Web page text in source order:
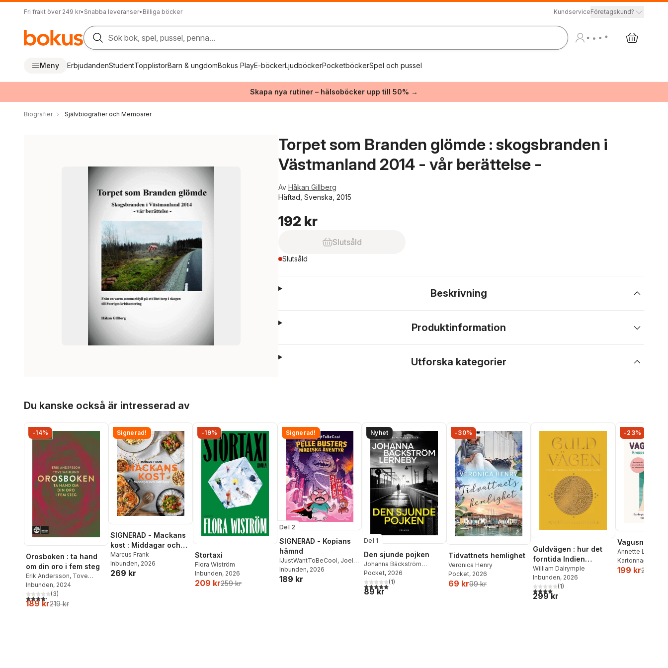
Fri frakt över 249 kr• Snabba leveranser• Billiga böcker KundserviceFöretagskund?
Sök bok, spel, pussel, penna...
Meny ErbjudandenStudentTopplistorBarn & ungdomBokus PlayE-böckerLjudböckerPocketböckerSpel och pussel
Skapa nya rutiner – hälsoböcker upp till 50% →
Biografier Självbiografier och Memoarer
Torpet som Branden glömde : skogsbranden i
Västmanland 2014 - vår berättelse -
Av Håkan Gillberg
Häftad, Svenska, 2015
192 kr
Slutsåld
Slutsåld
Beskrivning
Produktinformation
Utforska kategorier
Du kanske också är intresserad av
-14%
Orosboken : ta hand
om din oro i fem steg
Erik Andersson, Tove
Wahlund
Inbunden, 2024
4,3utav 5 stjärnor. Totalt antal röster:
(3)
189 kr219 kr
Signerad!
SIGNERAD - Mackans
kost : Middagar och
matlådor
Marcus Frank
Inbunden, 2026
269 kr
-19%
Stortaxi
Flora Wiström
Inbunden, 2026
209 kr259 kr
Signerad!
Del 2
SIGNERAD - Kopians
hämnd
IJustWantToBeCool, Joel
Adolphson,Emil Ejdemo
Beer ,Victor Beer
Inbunden, 2026
189 kr
Nyhet
Del 1
Den sjunde pojken
Johanna Bäckström
Lerneby
Pocket, 2026
5,0utav 5 stjärnor. Totalt antal röster:
(1)
89 kr
-30%
Tidvattnets hemlighet
Veronica Henry
Pocket, 2026
69 kr99 kr
Guldvägen : hur det
forntida Indien
förändrade världen
William Dalrymple
Inbunden, 2026
4,0utav 5 stjärnor. Totalt antal röster:
(1)
299 kr
-23%
Vagusnerven
Annette Løno
Kartonnage
199 kr259 kr